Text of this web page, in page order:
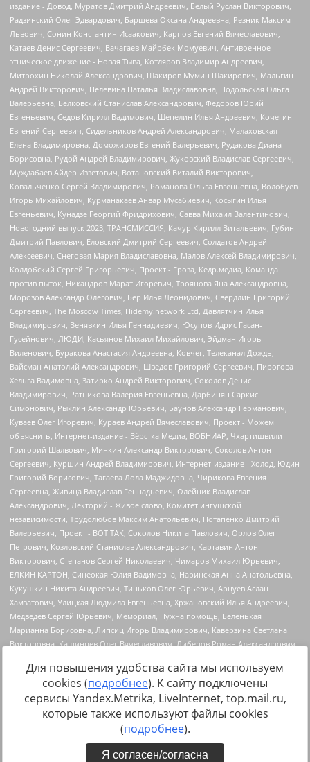
Источник:https://minjust.gov.ru/uploaded/files/reestr-
inostrannyih-agentov-22-03-2024.pdfданные на22.03.2024
Для повышения удобства сайта мы используем
cookies (подробнее). К сайту подключены
сервисы Yandex.Metrika, LiveInternet, top.mail.ru,
которые также используют файлы cookies
(подробнее).
Я согласен/согласна